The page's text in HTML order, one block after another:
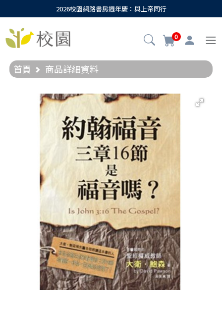
2026校園網路書房週年慶：與上帝同行
0
首頁 商品詳細資料